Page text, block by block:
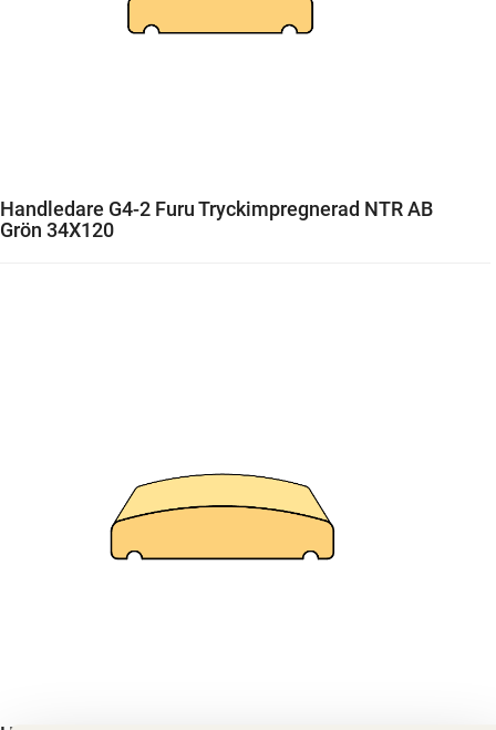
Handledare G4-2 Furu Tryckimpregnerad NTR AB
Grön 34X120